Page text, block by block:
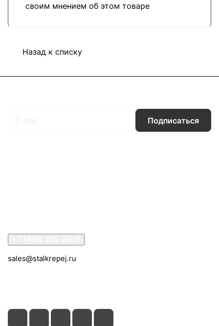
своим мнением об этом товаре
Назад к списку
Подписаться
sales@stalkrepej.ru